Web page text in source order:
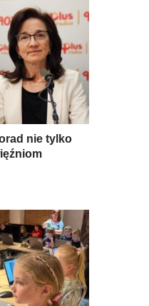
nie tylko